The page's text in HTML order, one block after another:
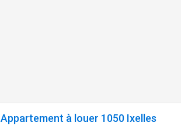
Appartement à louer 1050 Ixelles